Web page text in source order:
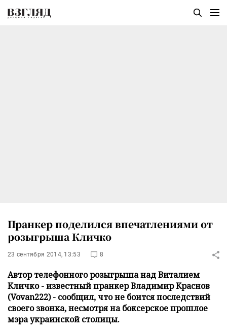
Пранкер поделился впечатлениями от
розыгрыша Кличко
23 сентября 2014, 13:53 8
Автор телефонного розыгрыша над Виталием
Кличко - известный пранкер Владимир Краснов
(Vovan222) - сообщил, что не боится последствий
своего звонка, несмотря на боксерское прошлое
мэра украинской столицы.